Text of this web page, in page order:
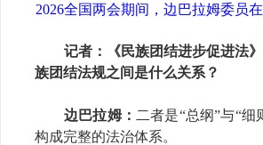
2026全国两会期间，边巴拉姆委员
记者：《民族团结进步促进法
族团结法规之间是什么关系？
边巴拉姆： 二者是“总纲”与“细
构成完整的法治体系。